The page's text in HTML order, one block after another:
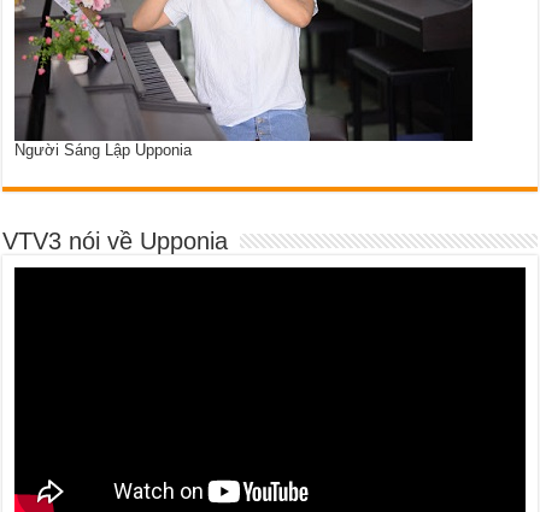
Người Sáng Lập Upponia
VTV3 nói về Upponia